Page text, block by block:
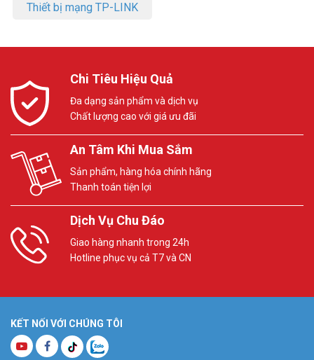
Thiết bị mạng TP-LINK
Chi Tiêu Hiệu Quả
Đa dạng sản phẩm và dịch vụ
Chất lượng cao với giá ưu đãi
An Tâm Khi Mua Sắm
Sản phẩm, hàng hóa chính hãng
Thanh toán tiện lợi
Dịch Vụ Chu Đáo
Giao hàng nhanh trong 24h
Hotline phục vụ cả T7 và CN
KẾT NỐI VỚI CHÚNG TÔI